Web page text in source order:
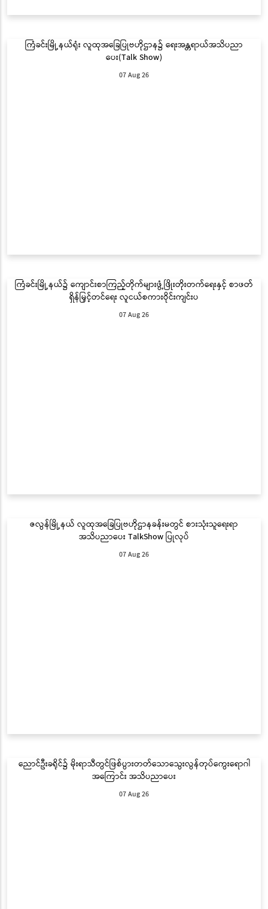
ကြံခင်းမြို့နယ်ရုံး လူထုအခြေပြုဗဟိုဌာန၌ ရေးအန္တရာယ်အသိပညာ
ပေး(Talk Show)
07 Aug 26
ကြံခင်းမြို့နယ်၌ ကျောင်းစာကြည့်တိုက်များဖွံ့ဖြိုးတိုးတက်ရေးနှင့် စာဖတ်
ရှိန်မြှင့်တင်ရေး လူငယ်စကားဝိုင်းကျင်းပ
07 Aug 26
ဇလွန်မြို့နယ် လူထုအခြေပြုဗဟိုဌာနခန်းမတွင် စားသုံးသူရေးရာ
အသိပညာပေး TalkShow ပြုလုပ်
07 Aug 26
ညောင်ဦးခရိုင်၌ မိုးရာသီတွင်ဖြစ်ပွားတတ်သောသွေးလွန်တုပ်ကွေးရောဂါ
အကြောင်း အသိပညာပေး
07 Aug 26